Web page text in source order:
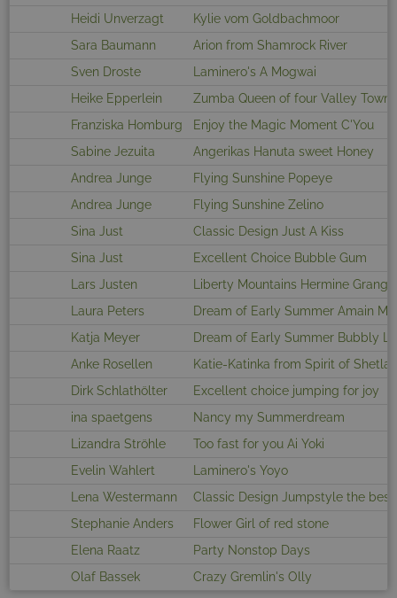
Heidi Unverzagt
Kylie vom Goldbachmoor
Sara Baumann
Arion from Shamrock River
Sven Droste
Laminero's A Mogwai
Heike Epperlein
Zumba Queen of four Valley Town
Franziska Homburg
Enjoy the Magic Moment C'You
Sabine Jezuita
Angerikas Hanuta sweet Honey
Andrea Junge
Flying Sunshine Popeye
Andrea Junge
Flying Sunshine Zelino
Sina Just
Classic Design Just A Kiss
Sina Just
Excellent Choice Bubble Gum
Lars Justen
Liberty Mountains Hermine
Laura Peters
Dream of Early Summer Amain
Katja Meyer
Dream of Early Summer Bubbly
Anke Rosellen
Katie-Katinka from Spirit of
Dirk Schlathölter
Excellent choice jumping for joy
ina spaetgens
Nancy my Summerdream
Lizandra Ströhle
Too fast for you Ai Yoki
Evelin Wahlert
Laminero's Yoyo
Lena Westermann
Classic Design Jumpstyle the best
Stephanie Anders
Flower Girl of red stone
Elena Raatz
Party Nonstop Days
Olaf Bassek
Crazy Gremlin's Olly